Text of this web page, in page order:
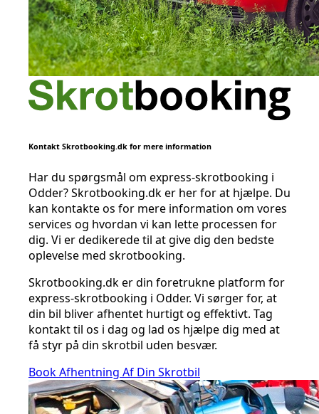
Kontakt Skrotbooking.dk for mere information
Har du spørgsmål om express-skrotbooking i
Odder? Skrotbooking.dk er her for at hjælpe. Du
kan kontakte os for mere information om vores
services og hvordan vi kan lette processen for
dig. Vi er dedikerede til at give dig den bedste
oplevelse med skrotbooking.
Skrotbooking.dk er din foretrukne platform for
express-skrotbooking i Odder. Vi sørger for, at
din bil bliver afhentet hurtigt og effektivt. Tag
kontakt til os i dag og lad os hjælpe dig med at
få styr på din skrotbil uden besvær.
Book Afhentning Af Din Skrotbil